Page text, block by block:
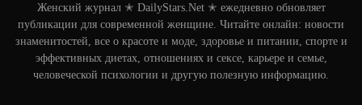
Женский журнал ✭ DailyStars.Net ✭ ежедневно обновляет
публикации для современной женщине. Читайте онлайн: новости
знаменитостей, все о красоте и моде, здоровье и питании, спорте и
эффективных диетах, отношениях и сексе, карьере и семье,
человеческой психологии и другую полезную информацию.